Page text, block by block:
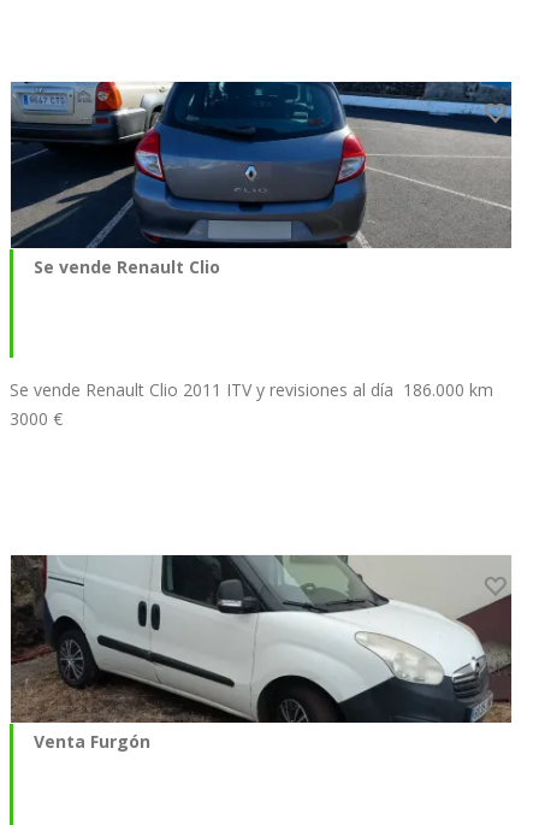
Se vende Renault Clio
Se vende Renault Clio 2011 ITV y revisiones al día 186.000 km
3000 €
Venta Furgón